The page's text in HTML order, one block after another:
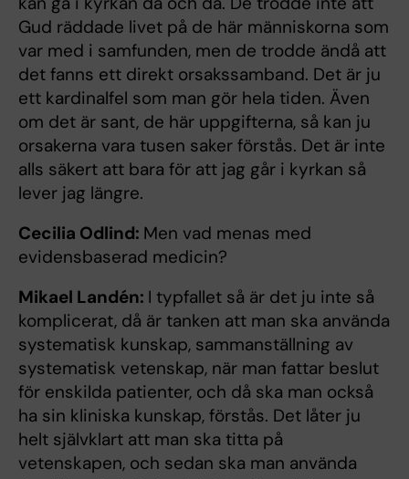
Gud räddade livet på de här människorna som
var med i samfunden, men de trodde ändå att
det fanns ett direkt orsakssamband. Det är ju
ett kardinalfel som man gör hela tiden. Även
om det är sant, de här uppgifterna, så kan ju
orsakerna vara tusen saker förstås. Det är inte
alls säkert att bara för att jag går i kyrkan så
lever jag längre.
Cecilia Odlind: Men vad menas med
evidensbaserad medicin?
Mikael Landén: I typfallet så är det ju inte så
komplicerat, då är tanken att man ska använda
systematisk kunskap, sammanställning av
systematisk vetenskap, när man fattar beslut
för enskilda patienter, och då ska man också
ha sin kliniska kunskap, förstås. Det låter ju
helt självklart att man ska titta på
vetenskapen, och sedan ska man använda